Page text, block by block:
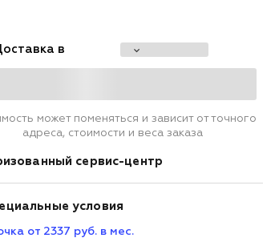
в
может поменяться и зависит от точного
адреса, стоимости и веса заказа
сервис-центр
условия
от 2337 руб. в мес.